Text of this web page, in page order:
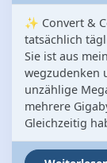
✨ Convert &
tatsächlich
Sie ist aus
wegzudenken
unzählige
mehrere
Gleichzeitig